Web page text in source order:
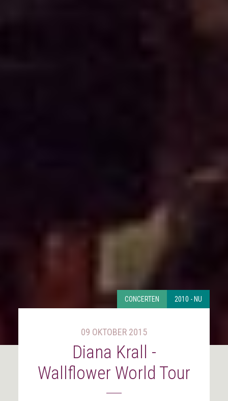
CONCERTEN 2010 - NU
09 OKTOBER 2015
Diana Krall -
Wallflower World Tour